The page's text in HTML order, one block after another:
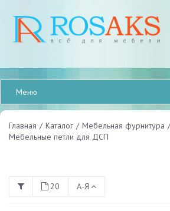
Меню
Главная / Каталог / Мебельная фурнитура /
Мебельные петли для ДСП
20 А-Я